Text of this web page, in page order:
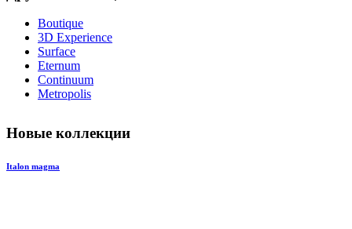
Boutique
3D Experience
Surface
Eternum
Continuum
Metropolis
Новые коллекции
Italon magma